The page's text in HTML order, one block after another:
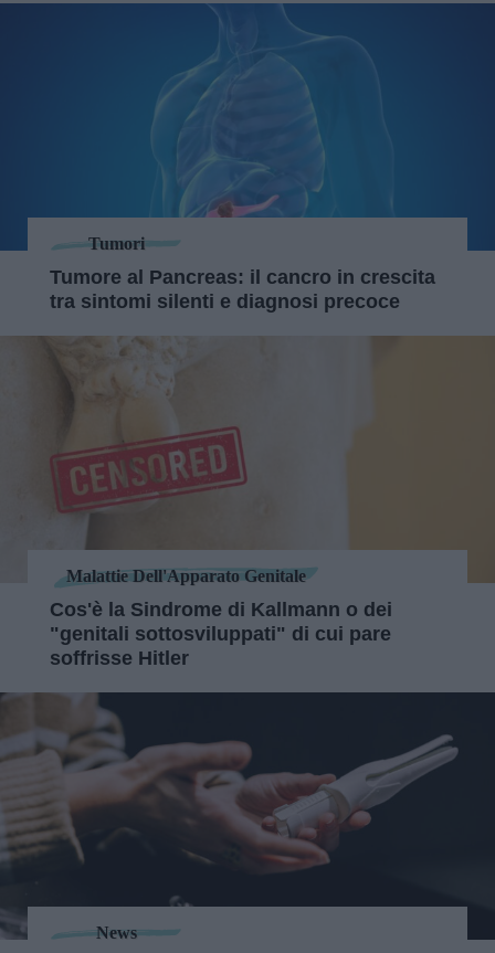
Tumori
Tumore al Pancreas: il cancro in crescita
tra sintomi silenti e diagnosi precoce
Malattie Dell'Apparato Genitale
Cos'è la Sindrome di Kallmann o dei
"genitali sottosviluppati" di cui pare
soffrisse Hitler
News